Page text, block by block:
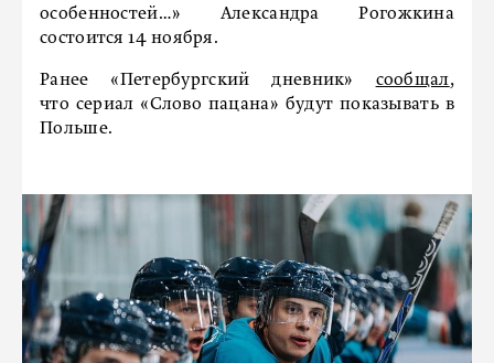
особенностей…» Александра Рогожкина
состоится 14 ноября.
Ранее «Петербургский дневник» сообщал,
что сериал «Слово пацана» будут показывать в
Польше.